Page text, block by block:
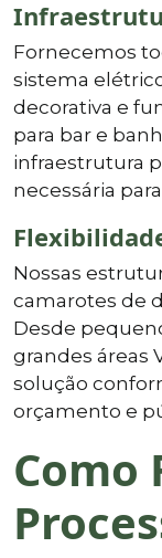
Fornecemos
sistema
decorativa e
para bar e
infraestrutura
necessária
Nossas
camarotes de
Desde
grandes áreas
solução
orçamento e
Como